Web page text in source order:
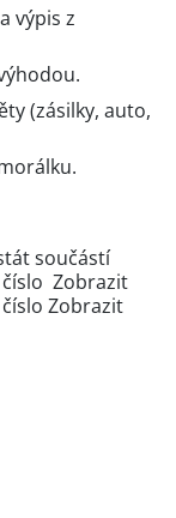
a výpis z
(zásilky, auto,
součástí
Zobrazit
Zobrazit